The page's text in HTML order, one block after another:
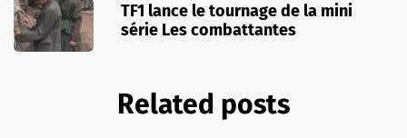
TF1 lance le tournage de la mini
série Les combattantes
Related posts